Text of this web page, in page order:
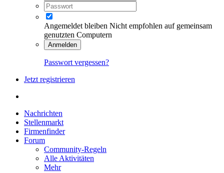
Angemeldet bleiben Nicht empfohlen auf gemeinsam
genutzten Computern
Anmelden
Passwort vergessen?
Jetzt registrieren
Nachrichten
Stellenmarkt
Firmenfinder
Forum
Community-Regeln
Alle Aktivitäten
Mehr